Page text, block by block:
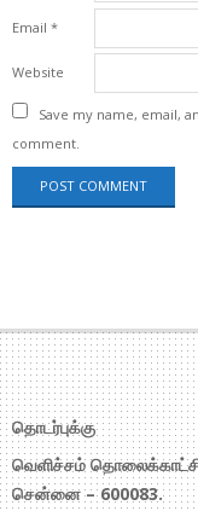
Email *
Website
Save my name, email,
comment.
தொடர்புக்கு
வெளிச்சம்
சென்னை – 600083.